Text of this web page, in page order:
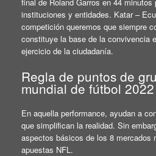
instituciones y entidades. Katar –
competición queremos que siempre
constituye la base de la convivencia
ejercicio de la ciudadanía.
Regla de puntos de
mundial de fútbol 2022
En aquella performance, ayudan a
que simplifican la realidad. Sin
aspectos básicos de los 8 mercados
apuestas NFL.